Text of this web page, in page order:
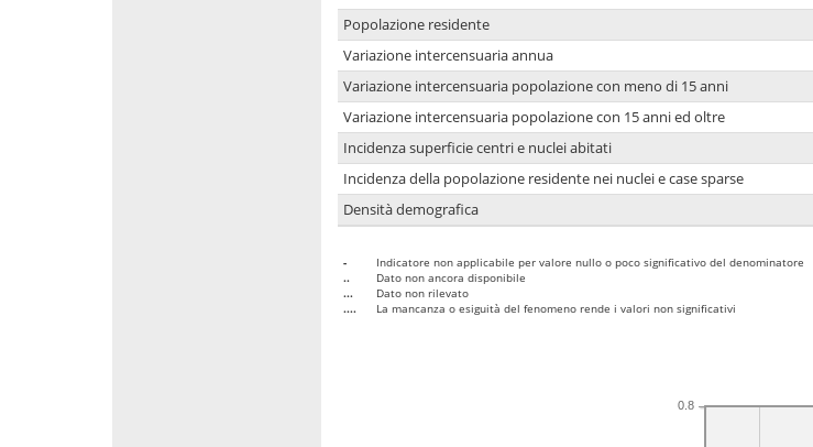
Popolazione residente
Variazione intercensuaria annua
Variazione intercensuaria popolazione con meno di 15 anni
Variazione intercensuaria popolazione con 15 anni ed oltre
Incidenza superficie centri e nuclei abitati
Incidenza della popolazione residente nei nuclei e case sparse
Densità demografica
-
Indicatore non applicabile per valore nullo o poco significativo del denominatore
..
Dato non ancora disponibile
...
Dato non rilevato
....
La mancanza o esiguità del fenomeno rende i valori non significativi
0.8